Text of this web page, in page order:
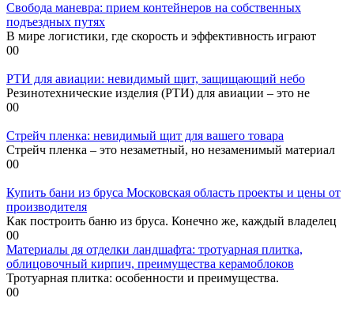
Свобода маневра: прием контейнеров на собственных
подъездных путях
В мире логистики, где скорость и эффективность играют
00
РТИ для авиации: невидимый щит, защищающий небо
Резинотехнические изделия (РТИ) для авиации – это не
00
Стрейч пленка: невидимый щит для вашего товара
Стрейч пленка – это незаметный, но незаменимый материал
00
Купить бани из бруса Московская область проекты и цены от
производителя
Как построить баню из бруса. Конечно же, каждый владелец
00
Материалы дя отделки ландшафта: тротуарная плитка,
облицовочный кирпич, преимущества керамоблоков
Тротуарная плитка: особенности и преимущества.
00